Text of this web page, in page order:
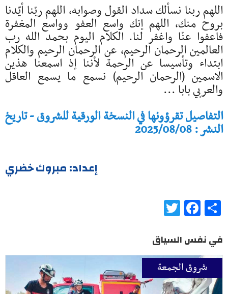
اللهم ربنا نسألك سداد القول وصوابه، اللهم ربّنا أيّدنا
بروح منك، اللهم إنك واسع العفو وواسع المغفرة
فاعفوا عنّا واغفر لنا. الكلام اليوم بحمد الله رب
العالمين الرحمان الرحيم، عن الرحمان الرحيم والكلام
ابتداء وتأسيسا عن الرحمة لأننا إذ اسمعنا هذين
الاسمين (الرحمان الرحيم) نسمع ما يسمع العاقل
والعربي بابا ...
التفاصيل تقرؤونها في النسخة الورقية للشروق - تاريخ
النشر : 2025/08/08
إعداد: مبروك خضري
Share
Facebook
في نفس السياق
شروق الجمعة